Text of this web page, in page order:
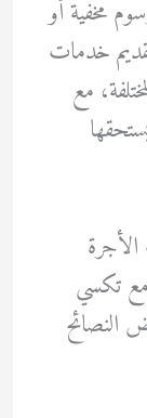
مخفية أو
خدمات
مع
مع تكسي
النصائح